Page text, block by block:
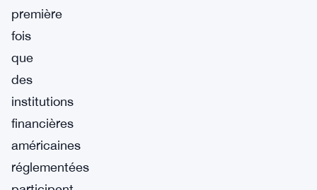
première
fois
que
des
institutions
financières
américaines
réglementées